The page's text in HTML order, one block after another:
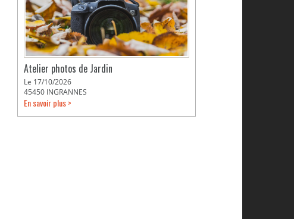
Atelier photos de Jardin
Le 17/10/2026
45450 INGRANNES
En savoir plus >